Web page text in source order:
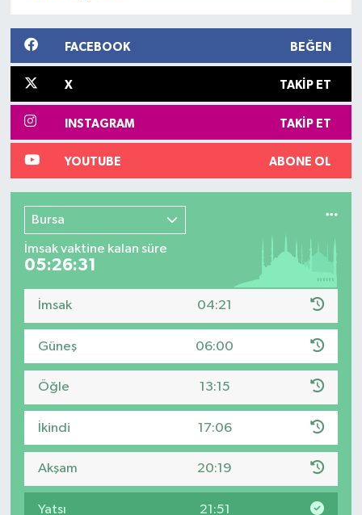
FACEBOOK BEĞEN
X TAKIP ET
INSTAGRAM TAKIP ET
YOUTUBE ABONE OL
Bursa
İmsak vaktine kalan süre
05:26:31
İmsak 04:21
Güneş 06:00
Öğle 13:15
İkindi 17:06
Akşam 20:19
Yatsı 21:51